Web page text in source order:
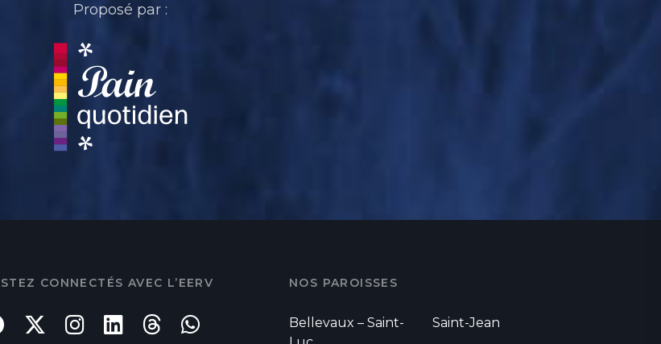
Proposé par :
CONNECTÉS AVEC L’EERV NOS PAROISSES
Bellevaux – Saint-
Saint-Jean